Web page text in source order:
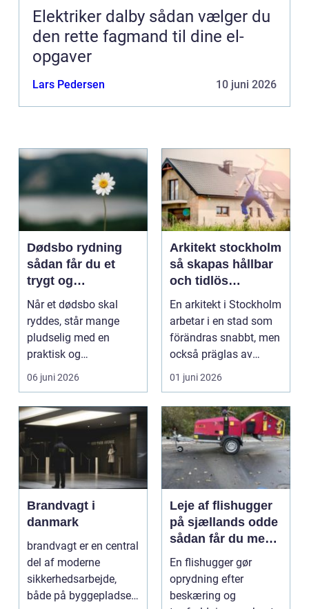
Elektriker dalby sådan vælger du
den rette fagmand til dine el-
opgaver
Lars Pedersen 10 juni 2026
Dødsbo rydning
sådan får du et
trygt og
respektfuldt forløb
Når et dødsbo skal
ryddes, står mange
pludselig med en
praktisk og
følelsesmæssig
opgave på én gang....
06 juni 2026
Arkitekt stockholm
så skapas hållbar
och tidlös
arkitektur i
huvudstaden
En arkitekt i Stockholm
arbetar i en stad som
förändras snabbt, men
också präglas av
starka historis...
01 juni 2026
Brandvagt i
danmark
brandvagt er en central
del af moderne
sikkerhedsarbejde,
både på byggepladser,
Leje af flishugger
på sjællands odde
sådan får du mest
ud af arbejdet
En flishugger gør
oprydning efter
beskæring og